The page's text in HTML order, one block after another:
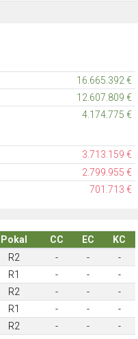
16.665.392 €
12.607.809 €
4.174.775 €
3.713.159 €
2.799.955 €
701.713 €
Pokal CC EC
KC
R2 - -
-
R1 - -
-
R2 - -
-
R1 - -
-
R2 - -
-